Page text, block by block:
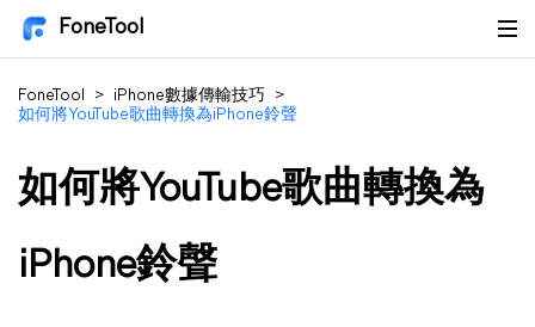
FoneTool
FoneTool > iPhone數據傳輸技巧
>
如何將YouTube歌曲轉換為iPhone鈴聲
如何將YouTube歌曲轉換為
iPhone鈴聲